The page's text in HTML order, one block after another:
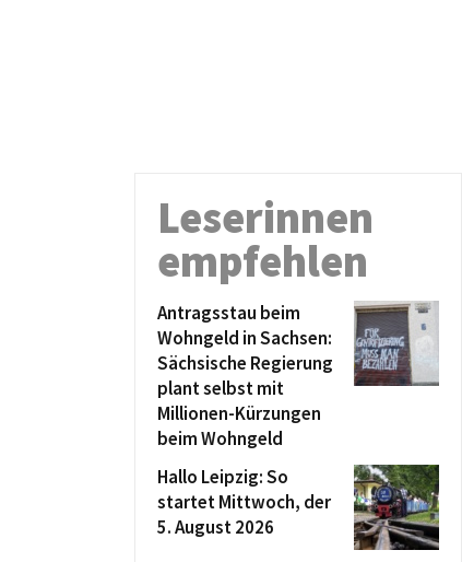
Leserinnen
empfehlen
Antragsstau beim
Wohngeld in Sachsen:
Sächsische Regierung
plant selbst mit
Millionen-Kürzungen
beim Wohngeld
Hallo Leipzig: So
startet Mittwoch, der
5. August 2026